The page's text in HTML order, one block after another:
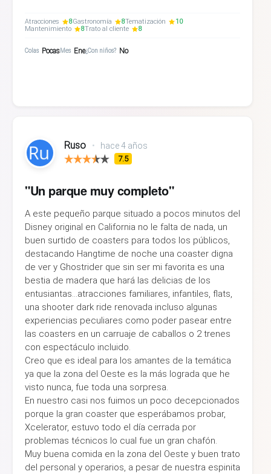
Atracciones 8Gastronomía 8Tematización
10
Mantenimiento
8Trato al cliente 8
Colas PocasMes Ene¿Con niños? No
Ruso • hace 4 años
7.5
"Un parque muy completo"
A este pequeño parque situado a pocos minutos del
Disney original en California no le falta de nada, un
buen surtido de coasters para todos los públicos,
destacando Hangtime de noche una coaster digna
de ver y Ghostrider que sin ser mi favorita es una
bestia de madera que hará las delicias de los
entusiantas…atracciones familiares, infantiles, flats,
una shooter dark ride renovada incluso algunas
experiencias peculiares como poder pasear entre
las coasters en un carruaje de caballos o 2 trenes
con espectáculo incluido.
Creo que es ideal para los amantes de la temática
ya que la zona del Oeste es la más lograda que he
visto nunca, fue toda una sorpresa.
En nuestro casi nos fuimos un poco decepcionados
porque la gran coaster que esperábamos probar,
Xcelerator, estuvo todo el día cerrada por
problemas técnicos lo cual fue un gran chafón.
Muy buena comida en la zona del Oeste y buen trato
del personal y operarios, a pesar de nuestra espinita